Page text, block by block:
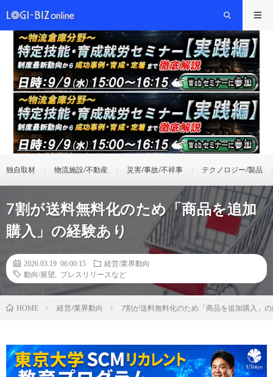
独自取材 物流施設/不動産 災害/事故/不祥事 テクノロジー/製品
7割が送料無料化のため「商品を追加
購入」の経験あり
2026.03.19 06:00:15
経営/業界動向
動向/展望
プレスリリースなど
HOME 経営/業界動向 7割が送料無料化のため「商品を追加購入」